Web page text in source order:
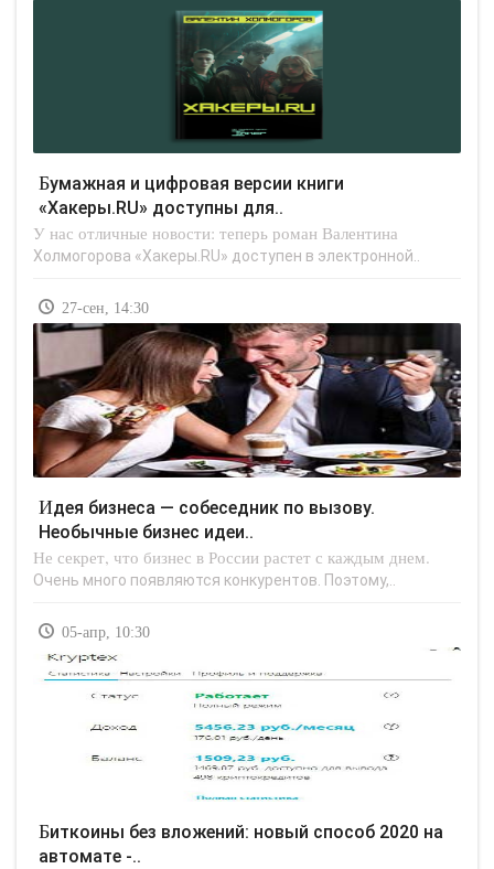
Бумажная и цифровая версии книги
«Хакеры.RU» доступны для..
У нас отличные новости: теперь роман Валентина
Холмогорова «Хакеры.RU» доступен в электронной..
27-сен, 14:30
Идея бизнеса — собеседник по вызову.
Необычные бизнес идеи..
Не секрет, что бизнес в России растет с каждым днем.
Очень много появляются конкурентов. Поэтому,..
05-апр, 10:30
Биткоины без вложений: новый способ 2020 на
автомате -..